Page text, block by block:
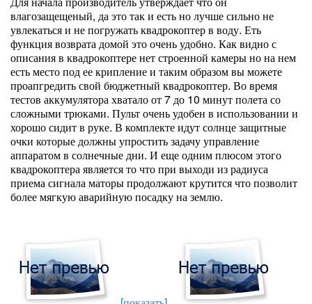
влагозащещеный, да это так и есть но лучше сильно не
увлекаться и не погружать квадрокоптер в воду. Еть
функция возврата домой это очень удобно. Как видно с
описания в квадрокоптере нет строенной камеры но на нем
есть место под ее крипление и таким образом вы можете
проапгредить свой бюджетный квадрокоптер. Во время
тестов аккумулятора хватало от 7 до 10 минут полета со
сложными трюками. Пульт очень удобен в использовании и
хорошо сидит в руке. В комплекте идут солнце защитные
очки которые должны упростить задачу управление
аппаратом в солнечные дни. И еще одним плюсом этого
квадрокоптера является то что при выходи из радиуса
приема сигнала маторы продолжают крутится что позволит
более мягкую аварийную посадку на землю.